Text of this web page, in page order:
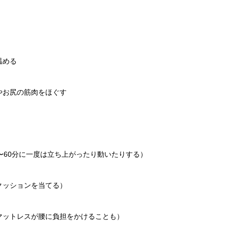
める
尻の筋肉をほぐす
分に一度は立ち上がったり動いたりする）
ションを当てる）
トレスが腰に負担をかけることも）